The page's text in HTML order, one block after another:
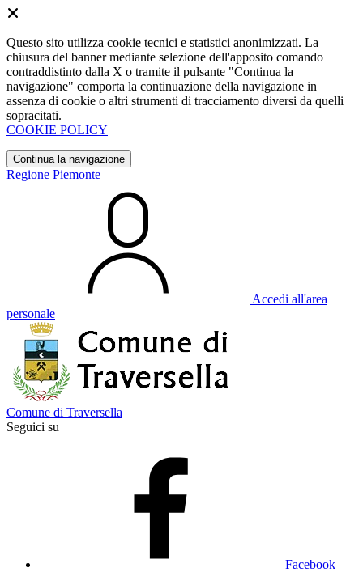
Questo sito utilizza cookie tecnici e statistici anonimizzati. La
chiusura del banner mediante selezione dell'apposito comando
contraddistinto dalla X o tramite il pulsante "Continua la
navigazione" comporta la continuazione della navigazione in
assenza di cookie o altri strumenti di tracciamento diversi da quelli
sopracitati.
COOKIE POLICY
Continua la navigazione
Regione Piemonte
Accedi all'area
personale
Comune di Traversella
Seguici su
Facebook